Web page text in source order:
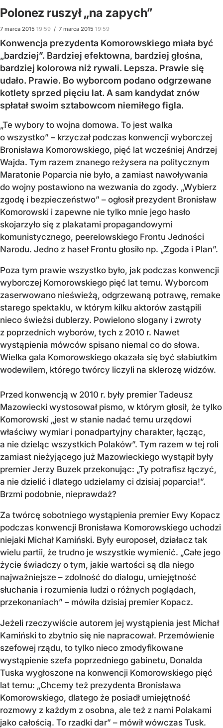
Polonez ruszył „na zapych”
7 marca 2015 19:59 / 7 marca 2015 19:59
Konwencja prezydenta Komorowskiego miała być
„bardziej”. Bardziej efektowna, bardziej głośna,
bardziej kolorowa niż rywali. Lepsza. Prawie się
udało. Prawie. Bo wyborcom podano odgrzewane
kotlety sprzed pięciu lat. A sam kandydat znów
spłatał swoim sztabowcom niemiłego figla.
„Te wybory to wojna domowa. To jest walka
o wszystko” – krzyczał podczas konwencji wyborczej
Bronisława Komorowskiego, pięć lat wcześniej Andrzej
Wajda. Tym razem znanego reżysera na politycznym
Maratonie Poparcia nie było, a zamiast nawoływania
do wojny postawiono na wezwania do zgody. „Wybierz
zgodę i bezpieczeństwo” – ogłosił prezydent Bronisław
Komorowski i zapewne nie tylko mnie jego hasło
skojarzyło się z plakatami propagandowymi
komunistycznego, peerelowskiego Frontu Jedności
Narodu. Jedno z haseł Frontu głosiło np. „Zgoda i Plan”.
Poza tym prawie wszystko było, jak podczas konwencji
wyborczej Komorowskiego pięć lat temu. Wyborcom
zaserwowano nieświeżą, odgrzewaną potrawę, remake
starego spektaklu, w którym kilku aktorów zastąpili
nieco świeżsi dublerzy. Powielono slogany i zwroty
z poprzednich wyborów, tych z 2010 r. Nawet
wystąpienia mówców spisano niemal co do słowa.
Wielka gala Komorowskiego okazała się być słabiutkim
wodewilem, którego twórcy liczyli na sklerozę widzów.
Przed konwencją w 2010 r. były premier Tadeusz
Mazowiecki wystosował pismo, w którym głosił, że tylko
Komorowski „jest w stanie nadać temu urzędowi
właściwy wymiar i ponadpartyjny charakter, łącząc,
a nie dzieląc wszystkich Polaków”. Tym razem w tej roli
zamiast nieżyjącego już Mazowieckiego wystąpił były
premier Jerzy Buzek przekonując: „Ty potrafisz łączyć,
a nie dzielić i dlatego udzielamy ci dzisiaj poparcia!”.
Brzmi podobnie, nieprawdaż?
Za twórcę sobotniego wystąpienia premier Ewy Kopacz
podczas konwencji Bronisława Komorowskiego uchodzi
niejaki Michał Kamiński. Były europoseł, działacz tak
wielu partii, że trudno je wszystkie wymienić. „Całe jego
życie świadczy o tym, jakie wartości są dla niego
najważniejsze – zdolność do dialogu, umiejętność
słuchania i rozumienia ludzi o różnych poglądach,
przekonaniach” – mówiła dzisiaj premier Kopacz.
Jeżeli rzeczywiście autorem jej wystąpienia jest Michał
Kamiński to zbytnio się nie napracował. Przemówienie
szefowej rządu, to tylko nieco zmodyfikowane
wystąpienie szefa poprzedniego gabinetu, Donalda
Tuska wygłoszone na konwencji Komorowskiego pięć
lat temu: „Chcemy też prezydenta Bronisława
Komorowskiego, dlatego że posiadł umiejętność
rozmowy z każdym z osobna, ale też z nami Polakami
jako całością. To rzadki dar” – mówił wówczas Tusk.